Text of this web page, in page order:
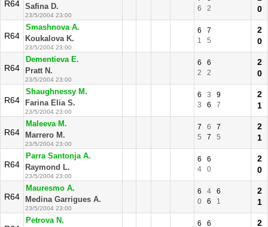
R64 Safina D.
23/5/2004 23:00
6
2
0
R64
Smashnova A.
Koukalova K.
23/5/2004 23:00
6
7
1
5
2
0
R64
Dementieva E.
Pratt N.
23/5/2004 23:00
6
6
2
2
2
0
R64
Shaughnessy M.
Farina Elia S.
23/5/2004 23:00
6 3
9
3
6 7
2
1
R64
Maleeva M.
Marrero M.
23/5/2004 23:00
7 6
7
5
7 5
2
1
R64
Parra Santonja A.
Raymond L.
23/5/2004 23:00
6
6
4
0
2
0
R64
Mauresmo A.
Medina Garrigues A.
23/5/2004 23:00
6 4
6
0
6 1
2
1
Petrova N.
6
6
2